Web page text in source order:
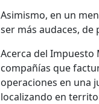
Asimismo, en un
ser más audaces, de
Acerca del
compañías que
operaciones en una
localizando en